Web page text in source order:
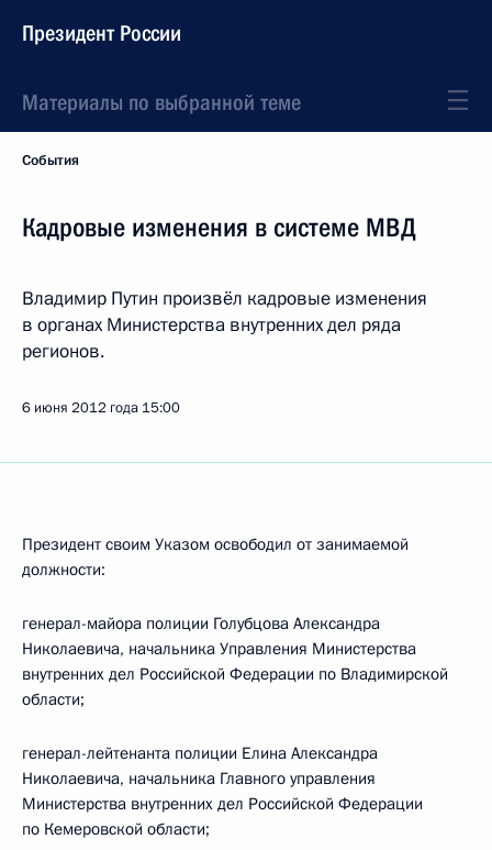
Президент России
Материалы по выбранной теме
События
Кадровые изменения в системе МВД
Владимир Путин произвёл кадровые изменения
в органах Министерства внутренних дел ряда
регионов.
6 июня 2012 года 15:00
Президент своим Указом освободил от занимаемой
должности:
генерал-майора полиции Голубцова Александра
Николаевича, начальника Управления Министерства
внутренних дел Российской Федерации по Владимирской
области;
генерал-лейтенанта полиции Елина Александра
Николаевича, начальника Главного управления
Министерства внутренних дел Российской Федерации
по Кемеровской области;